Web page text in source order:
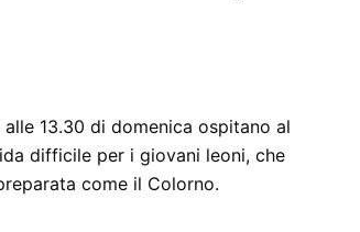
13.30 di domenica ospitano al
difficile per i giovani leoni, che
come il Colorno.